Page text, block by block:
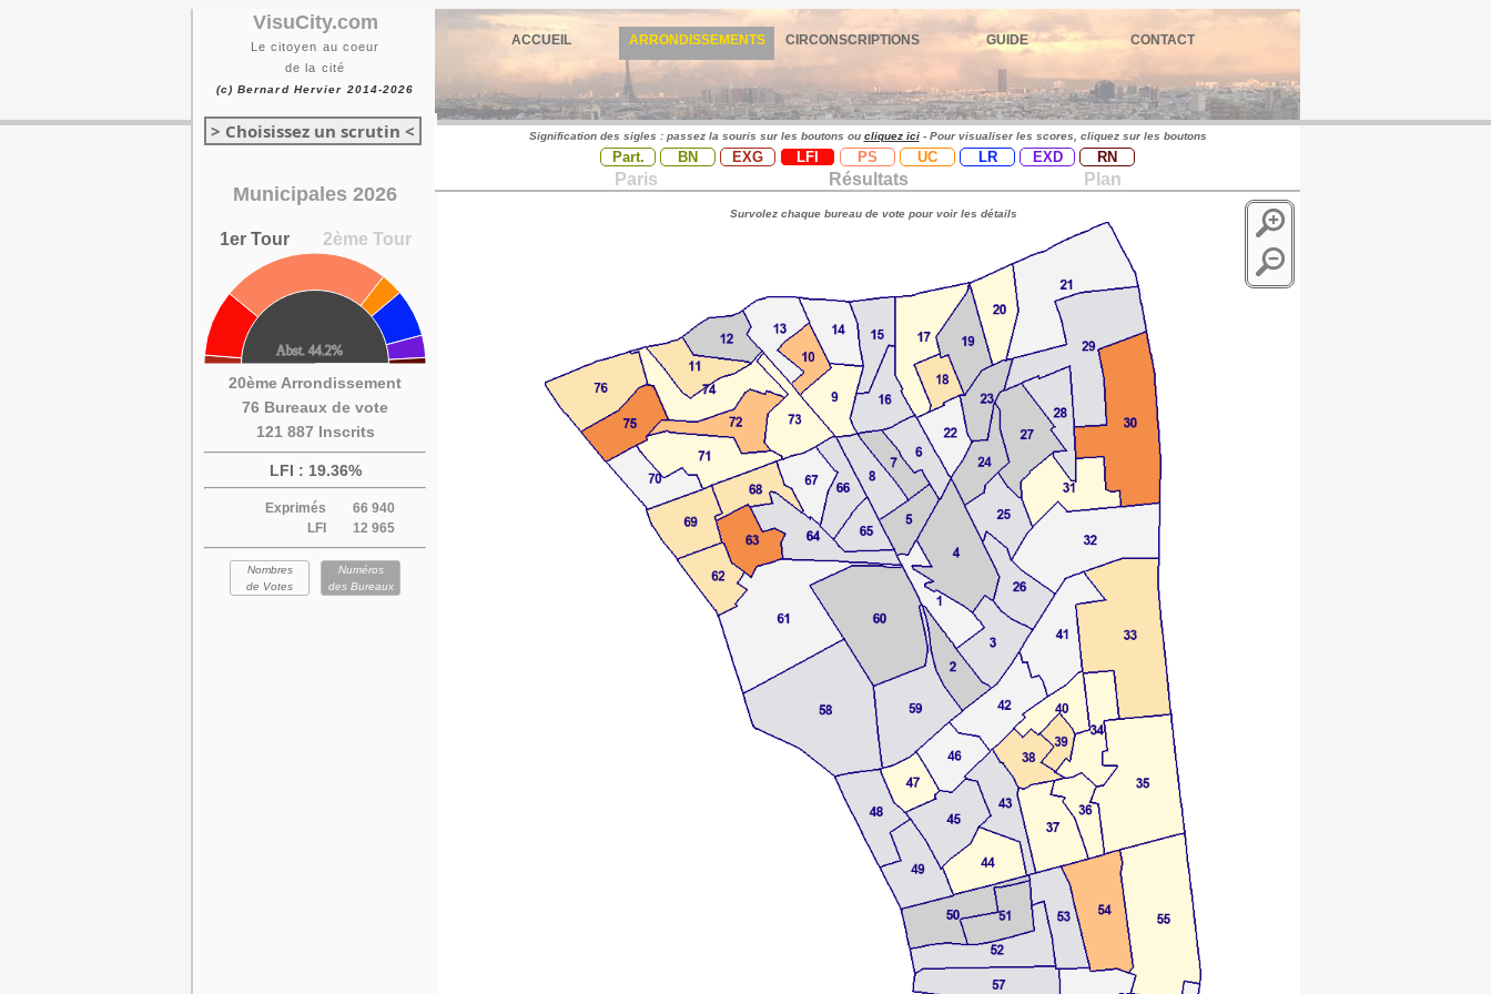
VisuCity.com
Le citoyen au coeur
de la cité
(c) Bernard Hervier 2014-2026
ACCUEIL ARRONDISSEMENTS CIRCONSCRIPTIONS GUIDE CONTACT
> Choisissez un scrutin <
Municipales 2026
1er Tour 2ème Tour
20ème Arrondissement
76 Bureaux de vote
121 887 Inscrits
LFI : 19.36%
Exprimés
66 940
LFI
12 965
Nombres
de Votes
Numéros
des Bureaux
Signification des sigles : passez la souris sur les boutons ou cliquez ici- Pour visualiser les scores, cliquez sur les boutons
Part. BN EXG LFI PS UC LR EXD RN
Paris Résultats Plan
Survolez chaque bureau de vote pour voir les détails